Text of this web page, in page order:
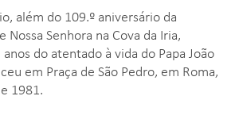
além do 109.º aniversário da
Senhora na Cova da Iria,
do atentado à vida do Papa João
em Praça de São Pedro, em Roma,
1981.